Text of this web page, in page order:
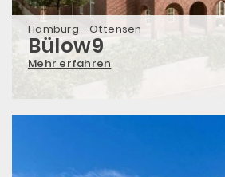
Hamburg - Ottensen
Bülow9
Mehr erfahren